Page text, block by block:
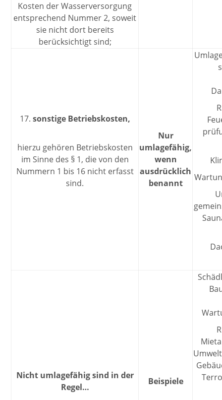
Kosten der Wasserversorgung
entsprechend Nummer 2, soweit
sie nicht dort bereits
berücksichtigt sind;
17. sonstige Betriebskosten,
hierzu gehören Betriebskosten
im Sinne des § 1, die von den
Nummern 1 bis 16 nicht erfasst
sind.
Nur
umlagefähig,
wenn
ausdrücklich
benannt
Nicht umlagefähig sind in der
Regel…
Beispiele